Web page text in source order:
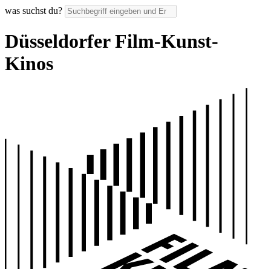
was suchst du?
Düsseldorfer Film-Kunst-
Kinos